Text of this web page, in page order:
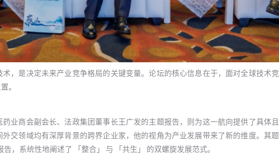
，是决定未来产业竞争格局的关键变量。论坛的核心信息在于，面对全球技术竞
。
业商会副会长、法政集团董事长王广发的主题报告，则为这一航向提供了具体且
交领域均有深厚背景的跨界企业家，他的视角为产业发展带来了新的维度。其题
，系统性地阐述了 「整合」 与 「共生」 的双螺旋发展范式。